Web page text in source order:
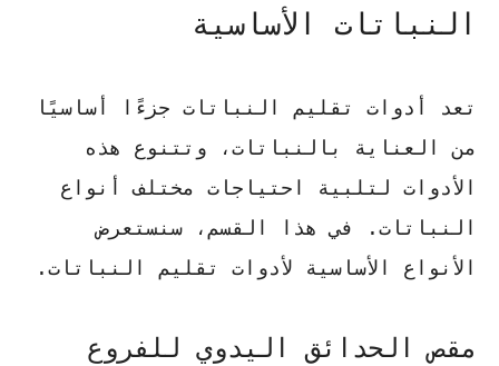
النباتات الأساسية
تعد أدوات تقليم النباتات جزءًا أساسيًا
من العناية بالنباتات، وتتنوع هذه
الأدوات لتلبية احتياجات مختلف أنواع
النباتات. في هذا القسم، سنستعرض
الأنواع الأساسية لأدوات تقليم النباتات.
مقص الحدائق اليدوي للفروع